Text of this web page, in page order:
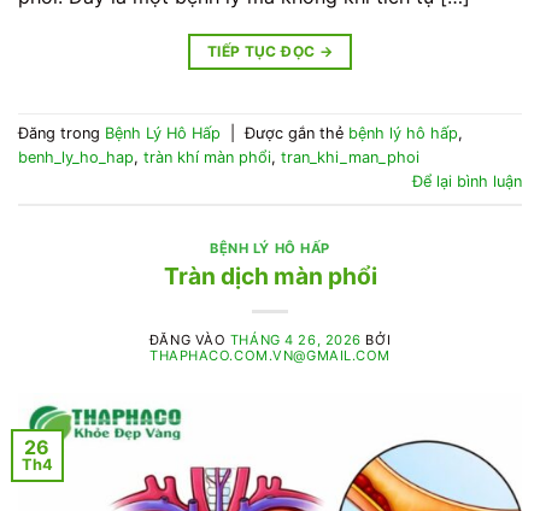
TIẾP TỤC ĐỌC →
Đăng trong Bệnh Lý Hô Hấp Được gắn thẻ bệnh lý hô hấp,
benh_ly_ho_hap, tràn khí màn phổi, tran_khi_man_phoi
Để lại bình luận
BỆNH LÝ HÔ HẤP
Tràn dịch màn phổi
ĐĂNG VÀO THÁNG 4 26, 2026 BỞI
THAPHACO.COM.VN@GMAIL.COM
26
Th4